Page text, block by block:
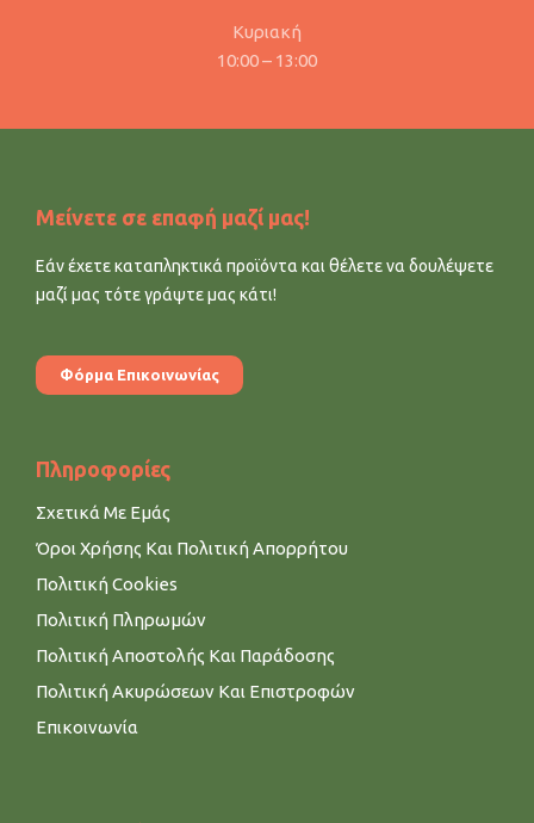
Κυριακή
10:00 – 13:00
Μείνετε σε επαφή μαζί μας!
Εάν έχετε καταπληκτικά προϊόντα και θέλετε να δουλέψετε
μαζί μας τότε γράψτε μας κάτι!
Φόρμα Επικοινωνίας
Πληροφορίες
Σχετικά Με Εμάς
Όροι Χρήσης Και Πολιτική Απορρήτου
Πολιτική Cookies
Πολιτική Πληρωμών
Πολιτική Αποστολής Και Παράδοσης
Πολιτική Ακυρώσεων Και Επιστροφών
Επικοινωνία